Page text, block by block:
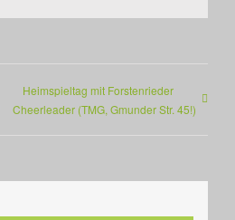
Heimspieltag mit Forstenrieder
Cheerleader (TMG, Gmunder Str. 45!)